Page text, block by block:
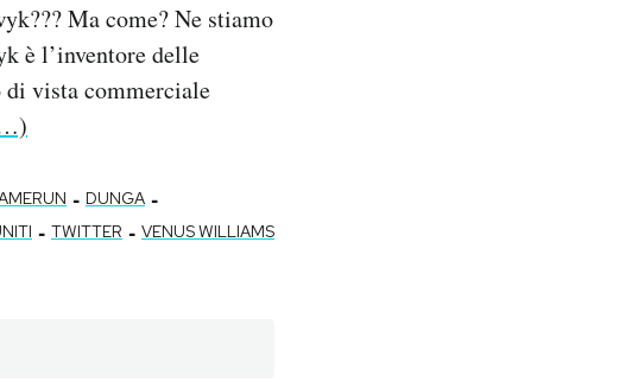
Ma come? Ne stiamo
è l’inventore delle
di vista commerciale
- DUNGA -
- TWITTER - VENUS WILLIAMS